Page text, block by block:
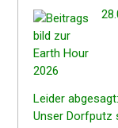
Leider
Unser Dorfputz